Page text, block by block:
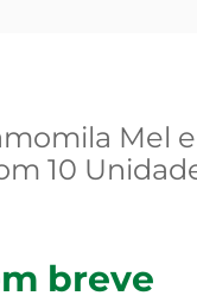
Mel
10
breve